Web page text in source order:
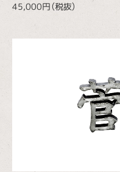
45,000円（税抜）